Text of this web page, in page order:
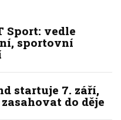
Sport: vedle
sportovní
startuje 7. září,
do děje